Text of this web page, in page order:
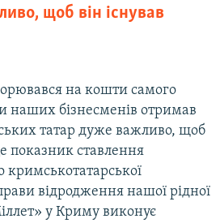
щоб він існував
на кошти самого
наших бізнесменів отримав
татар дуже важливо, щоб
показник ставлення
кримськотатарської
відродження нашої рідної
у Криму виконує